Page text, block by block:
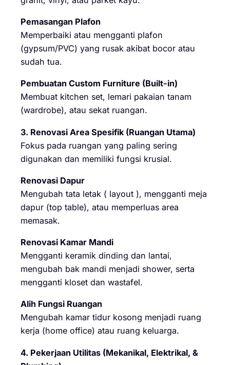
Pemasangan Plafon
Memperbaiki atau mengganti plafon
(gypsum/PVC) yang rusak akibat bocor atau
sudah tua.
Pembuatan Custom Furniture (Built-in)
Membuat kitchen set, lemari pakaian tanam
(wardrobe), atau sekat ruangan.
3. Renovasi Area Spesifik (Ruangan Utama)
Fokus pada ruangan yang paling sering
digunakan dan memiliki fungsi krusial.
Renovasi Dapur
Mengubah tata letak ( layout ), mengganti meja
dapur (top table), atau memperluas area
memasak.
Renovasi Kamar Mandi
Mengganti keramik dinding dan lantai,
mengubah bak mandi menjadi shower, serta
mengganti kloset dan wastafel.
Alih Fungsi Ruangan
Mengubah kamar tidur kosong menjadi ruang
kerja (home office) atau ruang keluarga.
4. Pekerjaan Utilitas (Mekanikal, Elektrikal, &